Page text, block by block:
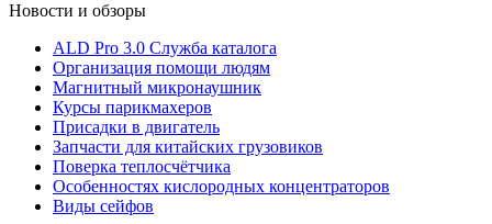
Новости и обзоры
ALD Pro 3.0 Служба каталога
Организация помощи людям
Магнитный микронаушник
Курсы парикмахеров
Присадки в двигатель
Запчасти для китайских грузовиков
Поверка теплосчётчика
Особенностях кислородных концентраторов
Виды сейфов